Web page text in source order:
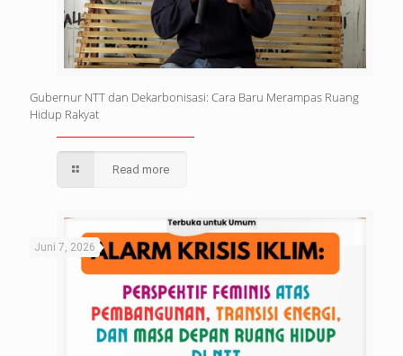
Gubernur NTT dan Dekarbonisasi: Cara Baru Merampas Ruang
Hidup Rakyat
Read more
Juni 7, 2026